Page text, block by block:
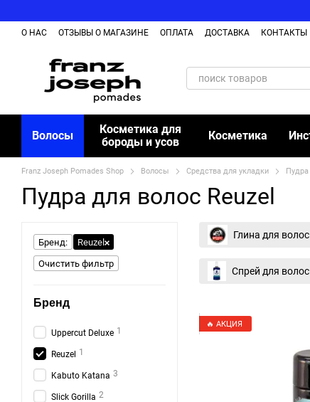
О НАС ОТЗЫВЫ О МАГАЗИНЕ ОПЛАТА ДОСТАВКА КОНТАКТЫ
Волосы
Косметика для
бороды и усов
Косметика
Franz Joseph Pomades Shop Волосы Средства для укладки Пудра
Пудра для волос Reuzel
Глина для волос
Спрей для волос
🔥 АКЦИЯ
Бренд:
Reuzel
Очистить фильтр
Бренд
Uppercut Deluxe 1
Reuzel 1
Kabuto Katana 3
Slick Gorilla 2